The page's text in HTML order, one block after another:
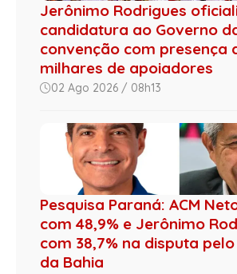
Jerônimo Rodrigues
candidatura ao Governo
convenção com presença
milhares de apoiadores
02 Ago 2026 / 08h13
Pesquisa Paraná: ACM
com 48,9% e Jerônimo
com 38,7% na disputa
da Bahia